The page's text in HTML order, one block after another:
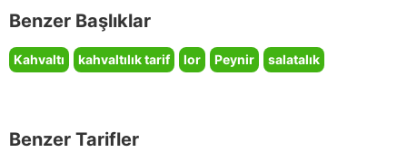
Benzer Başlıklar
Kahvaltı kahvaltılık tarif lor Peynir salatalık
Benzer Tarifler